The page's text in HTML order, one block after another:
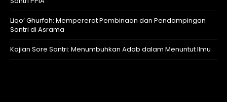
Liqo’ Ghurfah: Mempererat Pembinaan dan Pendampingan
Santri di Asrama
Kajian Sore Santri: Menumbuhkan Adab dalam Menuntut Ilmu